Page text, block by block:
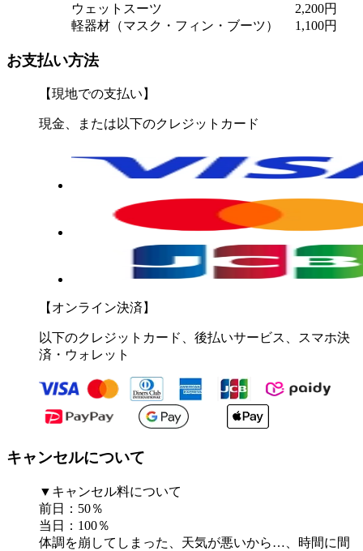
ウェットスーツ 2,200円
軽器材（マスク・フィン・ブーツ） 1,100円
お支払い方法
【現地での支払い】
現金、または以下のクレジットカード
【オンライン決済】
以下のクレジットカード、後払いサービス、スマホ決
済・ウォレット
キャンセルについて
▼キャンセル料について
前日：50％
当日：100％
体調を崩してしまった、天気が悪いから…、時間に間